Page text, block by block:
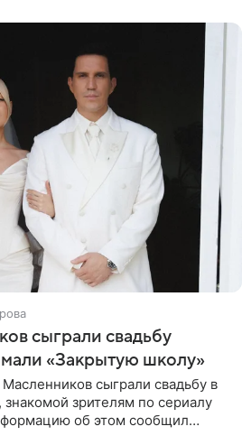
сыграли свадьбу
«Закрытую школу»
сыграли свадьбу в
зрителям по сериалу
об этом сообщил